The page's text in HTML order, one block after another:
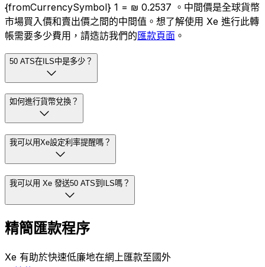
{fromCurrencySymbol} 1 = ₪ 0.2537 。中間價是全球貨幣
市場買入價和賣出價之間的中間值。想了解使用 Xe 進行此轉
帳需要多少費用，請造訪我們的匯款頁面 。
50 ATS在ILS中是多少？
如何進行貨幣兌換？
我可以用Xe設定利率提醒嗎？
我可以用 Xe 發送50 ATS到ILS嗎？
精簡匯款程序
Xe 有助於快速低廉地在網上匯款至國外